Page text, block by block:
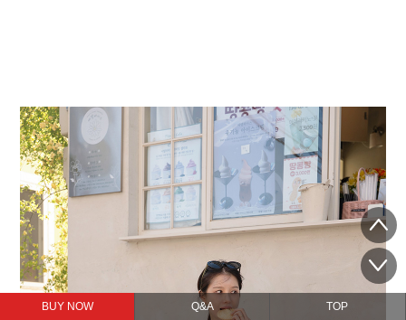
BUY NOW Q&A TOP